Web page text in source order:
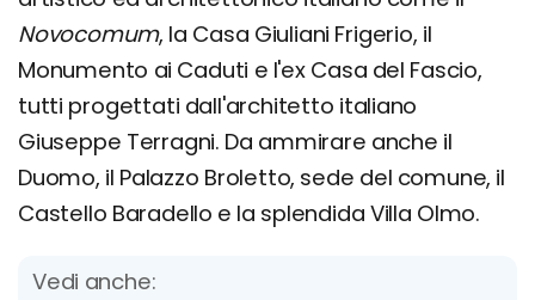
Novocomum, la Casa Giuliani Frigerio, il
Monumento ai Caduti e l'ex Casa del Fascio,
tutti progettati dall'architetto italiano
Giuseppe Terragni. Da ammirare anche il
Duomo, il Palazzo Broletto, sede del comune, il
Castello Baradello e la splendida Villa Olmo.
Vedi anche: